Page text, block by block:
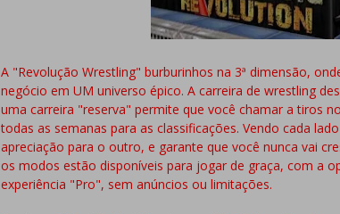
A "Revolução Wrestling" burburinhos na 3ª dimensão,
negócio em UM universo épico. A carreira de wrestling
uma carreira "reserva" permite que você chamar a tiros
todas as semanas para as classificações. Vendo cada
apreciação para o outro, e garante que você nunca vai
os modos estão disponíveis para jogar de graça, com a
experiência "Pro", sem anúncios ou limitações.